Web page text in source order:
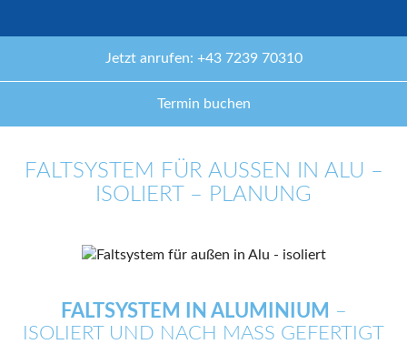
Jetzt anrufen: +43 7239 70310
Termin buchen
FALTSYSTEM FÜR AUSSEN IN ALU – I
SOLIERT – PLANUNG
FALTSYSTEM IN ALUMINIUM –
ISOLIERT UND NACH MASS GEFERTIGT